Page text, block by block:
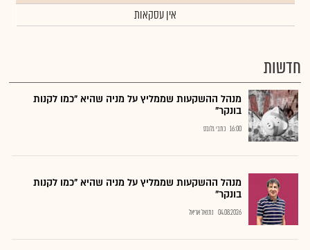
אין עסקאות
חדשות
מנהל ההשקעות שממליץ על מניה שהיא "כמו לקנות
בונקר"
16:00 כתבי גלובס
מנהל ההשקעות שממליץ על מניה שהיא "כמו לקנות
בונקר"
04.08.2026 נתנאל אריאל